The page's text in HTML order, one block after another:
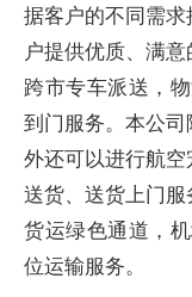
据客户的不同需
户提供优质、满
跨市专车派送，
到门服务。本公
外还可以进行航
送货、送货上门服
货运绿色通道，
位运输服务。